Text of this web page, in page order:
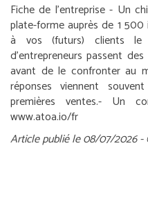
Fiche de l’entreprise - Un
plate-forme auprès de 1 500
à vos (futurs) clients le
d’entrepreneurs passent
avant de le confronter au
réponses viennent
premières ventes.- Un
www.atoa.io/fr
Article publié le 08/07/2026 -